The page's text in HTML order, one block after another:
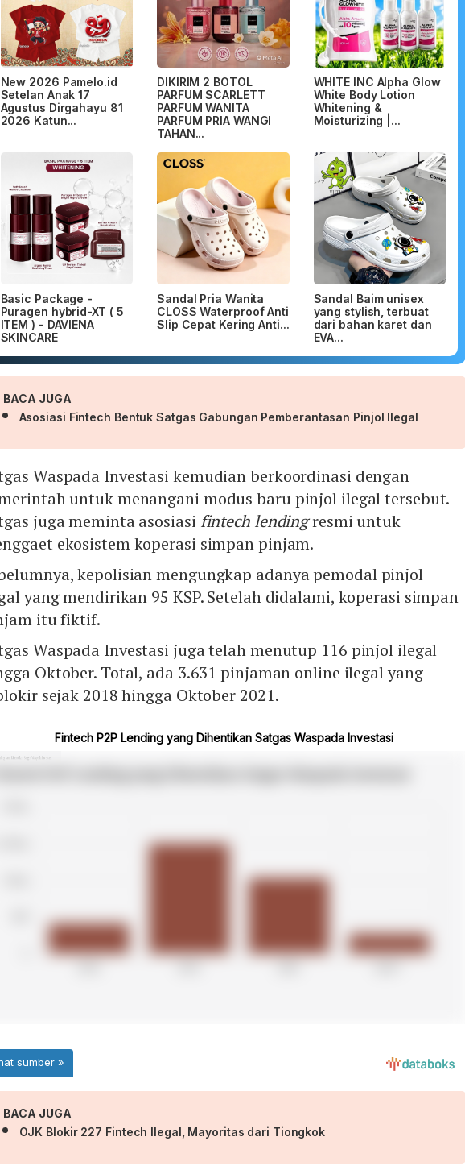
New 2026 Pamelo.id
Setelan Anak 17
Agustus Dirgahayu 81
2026 Katun...
DIKIRIM 2 BOTOL
PARFUM SCARLETT
PARFUM WANITA
PARFUM PRIA WANGI
TAHAN...
WHITE INC Alpha Glow
White Body Lotion
Whitening &
Moisturizing |...
Basic Package -
Puragen hybrid-XT ( 5
ITEM ) - DAVIENA
SKINCARE
Sandal Pria Wanita
CLOSS Waterproof Anti
Slip Cepat Kering Anti...
Sandal Baim unisex
yang stylish, terbuat
dari bahan karet dan
EVA...
BACA JUGA
Asosiasi Fintech Bentuk Satgas Gabungan Pemberantasan Pinjol Ilegal
Waspada Investasi kemudian berkoordinasi dengan
untuk menangani modus baru pinjol ilegal tersebut.
juga meminta asosiasi fintech lendingresmi untuk
ekosistem koperasi simpan pinjam.
kepolisian mengungkap adanya pemodal pinjol
yang mendirikan 95 KSP. Setelah didalami, koperasi simpan
itu fiktif.
Waspada Investasi juga telah menutup 116 pinjol ilegal
Oktober. Total, ada 3.631 pinjaman online ilegal yang
sejak 2018 hingga Oktober 2021.
BACA JUGA
OJK Blokir 227 Fintech Ilegal, Mayoritas dari Tiongkok